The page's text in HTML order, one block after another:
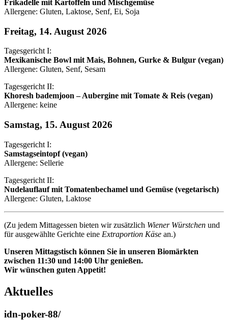
Frikadelle mit Kartoffeln und Mischgemüse
Allergene: Gluten, Laktose, Senf, Ei, Soja
Freitag, 14. August 2026
Tagesgericht I:
Mexikanische Bowl mit Mais, Bohnen, Gurke & Bulgur (vegan)
Allergene: Gluten, Senf, Sesam
Tagesgericht II:
Khoresh bademjoon – Aubergine mit Tomate & Reis (vegan)
Allergene: keine
Samstag, 15. August 2026
Tagesgericht I:
Samstagseintopf (vegan)
Allergene: Sellerie
Tagesgericht II:
Nudelauflauf mit Tomatenbechamel und Gemüse (vegetarisch)
Allergene: Gluten, Laktose
(Zu jedem Mittagessen bieten wir zusätzlich Wiener Würstchen und
für ausgewählte Gerichte eine Extraportion Käse an.)
Unseren Mittagstisch können Sie in unseren Biomärkten
zwischen 11:30 und 14:00 Uhr genießen.
Wir wünschen guten Appetit!
Aktuelles
idn-poker-88/